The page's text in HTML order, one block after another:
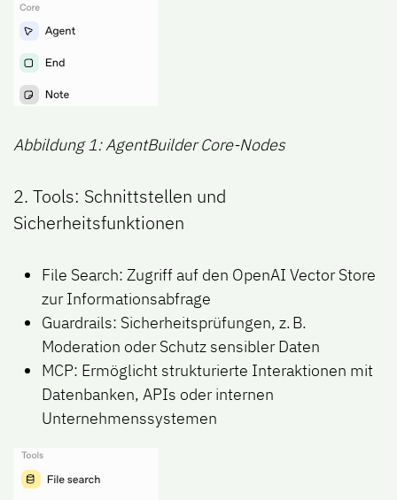
Abbildung 1: AgentBuilder Core-Nodes
2. Tools: Schnittstellen und
Sicherheitsfunktionen
File Search: Zugriff auf den OpenAI Vector Store
zur Informationsabfrage
Guardrails: Sicherheitsprüfungen, z. B.
Moderation oder Schutz sensibler Daten
MCP: Ermöglicht strukturierte Interaktionen mit
Datenbanken, APIs oder internen
Unternehmenssystemen